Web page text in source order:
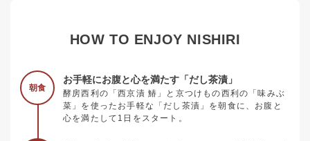
HOW TO ENJOY NISHIRI
朝食
お手軽にお腹と心を満たす「だし茶漬」
酵房西利の「西京漬 鰆」と京つけもの西利の「味みぶ
菜」を使ったお手軽な「だし茶漬」を朝食に、お腹と
心を満たして1日をスタート。